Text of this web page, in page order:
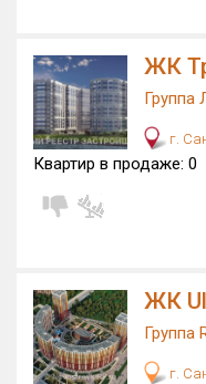
ЖК
Группа
г.
Квартир в продаже: 0
ЖК
Группа
г.